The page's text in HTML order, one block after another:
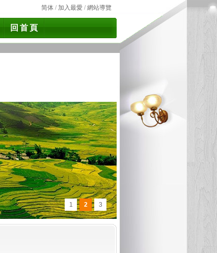
简体 / 加入最愛 / 網站導覽
回首頁
1 2 3